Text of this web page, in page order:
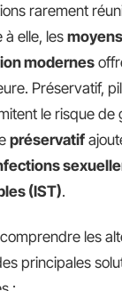
rarement
à elle, les
modernes
Préservatif,
le risque de
préservatif
(IST).
les
principales